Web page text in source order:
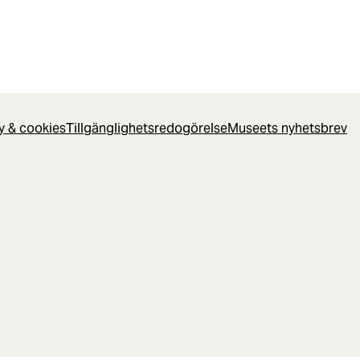
& cookiesTillgänglighetsredogörelseMuseets nyhetsbrev